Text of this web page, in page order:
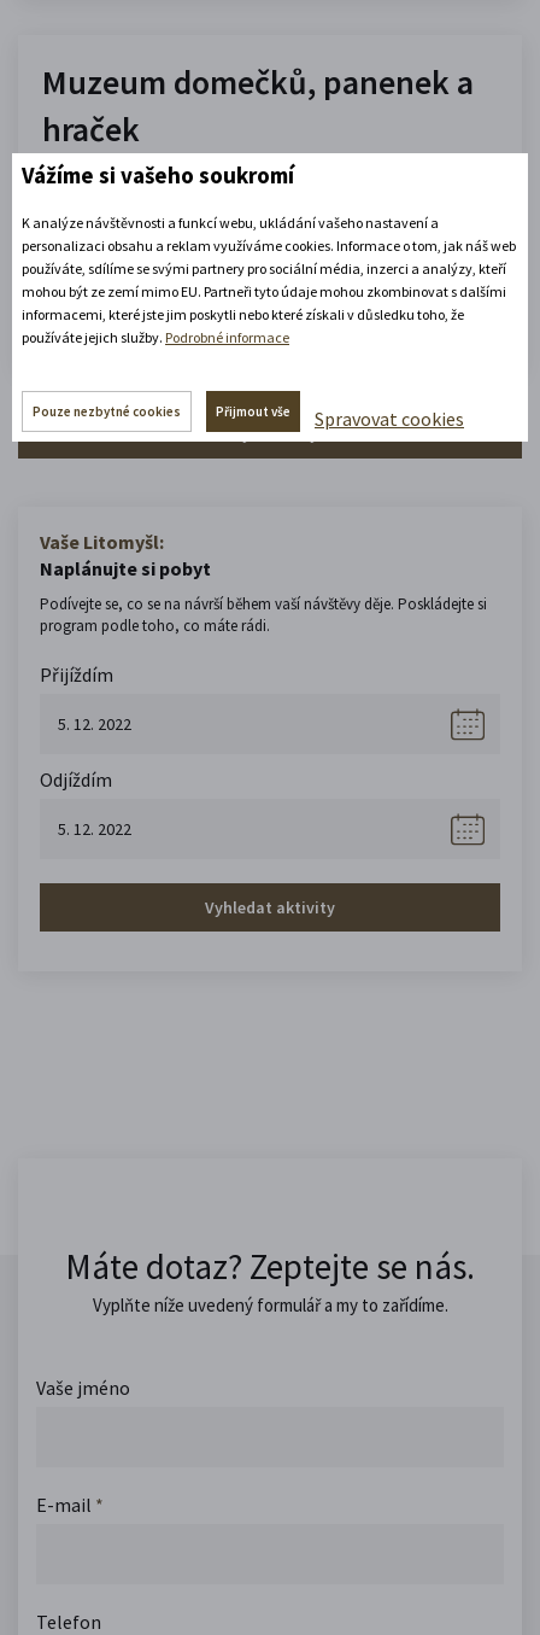
Muzeum domečků, panenek a
hraček
10.00 - 16.00
(platné od 1. 7. 2026 do 31. 8. 2026)
Zobrazit celou otevírací dobu
Zjistěte více
Zobrazit celý městský kalendář
Vaše Litomyšl:
Naplánujte si pobyt
Podívejte se, co se na návrší během vaší návštěvy děje. Poskládejte si
program podle toho, co máte rádi.
Přijíždím
Odjíždím
Vyhledat aktivity
Máte dotaz? Zeptejte se nás.
Vyplňte níže uvedený formulář a my to zařídíme.
Vaše jméno
E-mail *
Telefon
Vážíme si vašeho soukromí
K analýze návštěvnosti a funkcí webu, ukládání vašeho nastavení a
personalizaci obsahu a reklam využíváme cookies. Informace o tom, jak náš web
používáte, sdílíme se svými partnery pro sociální média, inzerci a analýzy, kteří
mohou být ze zemí mimo EU. Partneři tyto údaje mohou zkombinovat s dalšími
informacemi, které jste jim poskytli nebo které získali v důsledku toho, že
používáte jejich služby. Podrobné informace
Pouze nezbytné cookies Přijmout vše Spravovat cookies